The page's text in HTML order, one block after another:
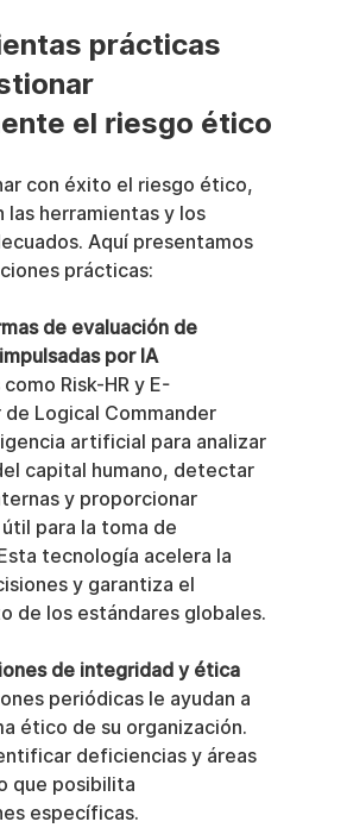
prácticas
el riesgo ético
con éxito el riesgo ético,
las herramientas y los
Aquí presentamos
prácticas:
de evaluación de
por IA
Risk-HR y E-
de Logical Commander
artificial para analizar
capital humano, detectar
y proporcionar
para la toma de
tecnología acelera la
y garantiza el
de los estándares globales.
de integridad y ética
periódicas le ayudan a
ético de su organización.
deficiencias y áreas
que posibilita
específicas.